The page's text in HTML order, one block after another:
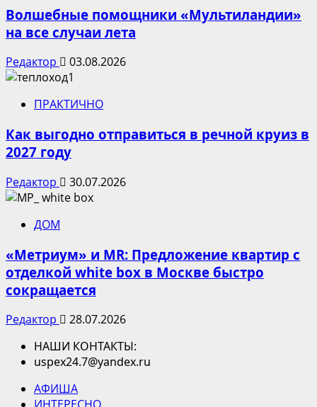
Волшебные помощники «Мультиландии»
на все случаи лета
Редактор 03.08.2026
ПРАКТИЧНО
Как выгодно отправиться в речной круиз в
2027 году
Редактор 30.07.2026
ДОМ
«Метриум» и MR: Предложение квартир с
отделкой white box в Москве быстро
сокращается
Редактор
28.07.2026
НАШИ КОНТАКТЫ:
uspex24.7@yandex.ru
АФИША